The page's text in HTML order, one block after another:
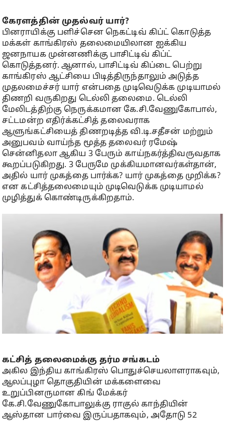
கேரளத்தின் முதல்வர் யார்?
பினராயிக்கு பளிச்சென நெகட்டிவ் கிப்ட் கொடுத்த
மக்கள் காங்கிரஸ் தலைமையிலான ஐக்கிய
ஜனநாயக முன்னணிக்கு பாசிட்டிவ் கிப்ட்
கொடுத்தனர். ஆனால், பாசிட்டிவ் கிப்டை பெற்று
காங்கிரஸ் ஆட்சியை பிடித்திருந்தாலும் அடுத்த
முதலமைச்சர் யார் என்பதை முடிவெடுக்க முடியாமல்
திணறி வருகிறது டெல்லி தலைமை. டெல்லி
மேலிடத்திற்கு நெருக்கமான கே.சி.வேணுகோபால்,
சட்டமன்ற எதிர்க்கட்சித் தலைவராக
ஆளுங்கட்சியைத் திணறடித்த வி.டி.சதீசன் மற்றும்
அனுபவம் வாய்ந்த மூத்த தலைவர் ரமேஷ்
சென்னிதலா ஆகிய 3 பேரும் காய்நகர்த்திவருவதாக
கூறப்படுகிறது. 3 பேருமே முக்கியமானவர்கள்தான்,
அதில் யார் முகத்தை பார்க்க? யார் முகத்தை முறிக்க?
என கட்சித்தலைமையும் முடிவெடுக்க முடியாமல்
முழித்துக் கொண்டிருக்கிறதாம்.
கட்சித் தலைமைக்கு தர்ம சங்கடம்
அகில இந்திய காங்கிரஸ் பொதுச்செயலாளராகவும்,
ஆலப்புழா தொகுதியின் மக்களைவை
உறுப்பினருமான கிங் மேக்கர்
கே.சி.வேணுகோபாலுக்கு ராகுல் காந்தியின்
ஆஸ்தான பார்வை இருப்பதாகவும், அதோடு 52